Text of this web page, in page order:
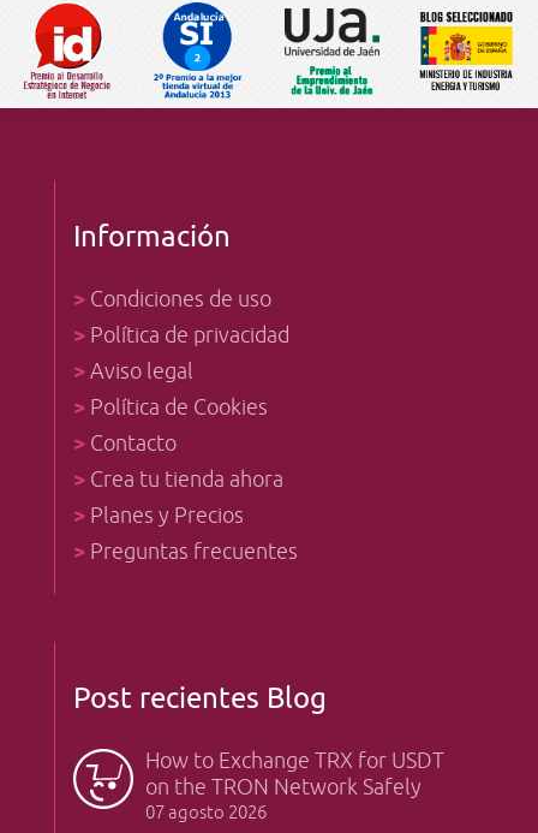
Información
> Condiciones de uso
> Política de privacidad
>Aviso legal
> Política de Cookies
> Contacto
> Crea tu tienda ahora
> Planes y Precios
> Preguntas frecuentes
Post recientes Blog
How to Exchange TRX for USDT
on the TRON Network Safely
07 agosto 2026